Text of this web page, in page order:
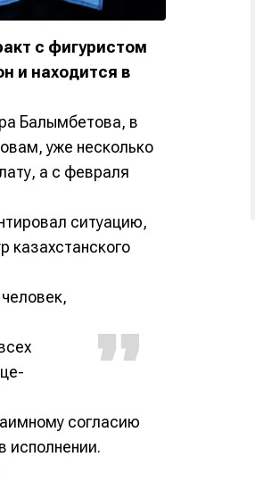
с фигуристом
и находится в
Балымбетова, в
уже несколько
а с февраля
ситуацию,
казахстанского
согласию
исполнении.